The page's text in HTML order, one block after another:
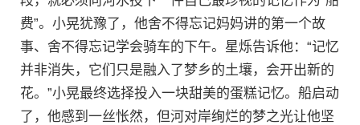
费”。小晃犹豫了，他舍不得忘记妈妈讲的第一个故
事、舍不得忘记学会骑车的下午。星烁告诉他：“记忆
并非消失，它们只是融入了梦乡的土壤，会开出新的
花。”小晃最终选择投入一块甜美的蛋糕记忆。船启动
了，他感到一丝怅然，但河对岸绚烂的梦之光让他坚